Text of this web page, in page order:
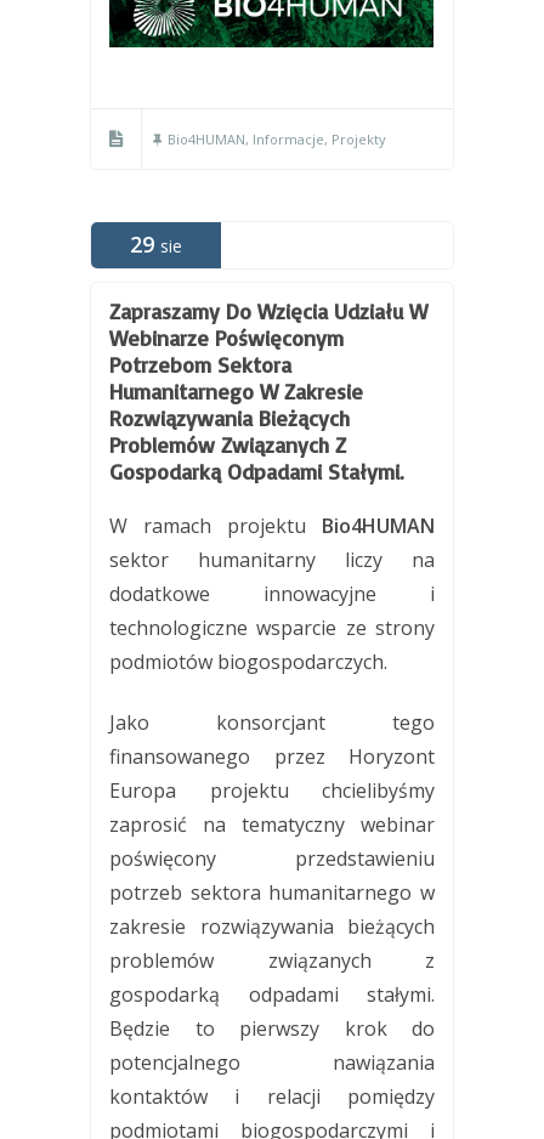
Bio4HUMAN, Informacje, Projekty
29 sie
Zapraszamy Do Wzięcia Udziału W
Webinarze Poświęconym
Potrzebom Sektora
Humanitarnego W Zakresie
Rozwiązywania Bieżących
Problemów Związanych Z
Gospodarką Odpadami Stałymi.
W ramach projektu Bio4HUMAN
sektor humanitarny liczy na
dodatkowe innowacyjne i
technologiczne wsparcie ze strony
podmiotów biogospodarczych.
Jako konsorcjant tego
finansowanego przez Horyzont
Europa projektu chcielibyśmy
zaprosić na tematyczny webinar
poświęcony przedstawieniu
potrzeb sektora humanitarnego w
zakresie rozwiązywania bieżących
problemów związanych z
gospodarką odpadami stałymi.
Będzie to pierwszy krok do
potencjalnego nawiązania
kontaktów i relacji pomiędzy
podmiotami biogospodarczymi i